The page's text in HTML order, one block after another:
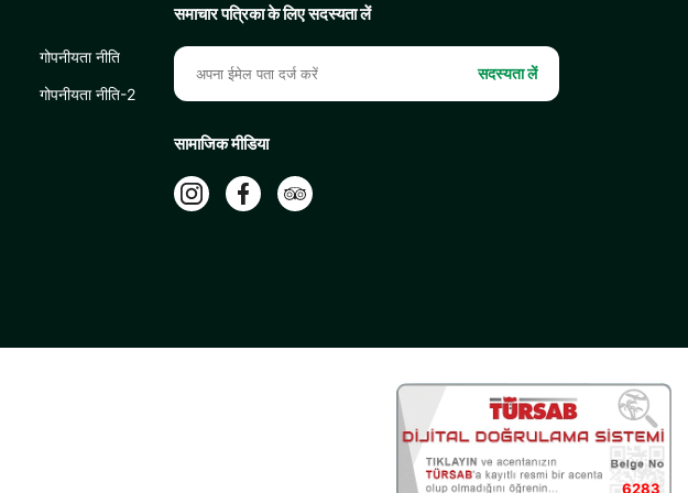
गोपनीयता नीति
गोपनीयता नीति-2
समाचार पत्रिका के लिए सदस्यता लें
सदस्यता लें
सामाजिक मीडिया
6283